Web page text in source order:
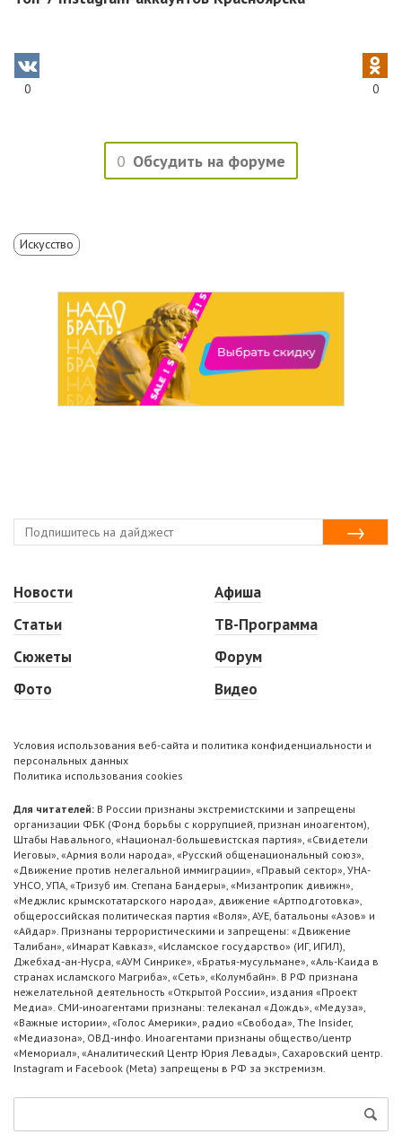
0 0
0 Обсудить на форуме
Искусство
Новости
Статьи
Сюжеты
Фото
Афиша
ТВ-Программа
Форум
Видео
Условия использования веб-сайта и политика конфиденциальности и
персональных данных
Политика использования cookies
Для читателей: В России признаны экстремистскими и запрещены
организации ФБК (Фонд борьбы с коррупцией, признан иноагентом),
Штабы Навального, «Национал-большевистская партия», «Свидетели
Иеговы», «Армия воли народа», «Русский общенациональный союз»,
«Движение против нелегальной иммиграции», «Правый сектор», УНА-
УНСО, УПА, «Тризуб им. Степана Бандеры», «Мизантропик дивижн»,
«Меджлис крымскотатарского народа», движение «Артподготовка»,
общероссийская политическая партия «Воля», АУЕ, батальоны «Азов» и
«Айдар». Признаны террористическими и запрещены: «Движение
Талибан», «Имарат Кавказ», «Исламское государство» (ИГ, ИГИЛ),
Джебхад-ан-Нусра, «АУМ Синрике», «Братья-мусульмане», «Аль-Каида в
странах исламского Магриба», «Сеть», «Колумбайн». В РФ признана
нежелательной деятельность «Открытой России», издания «Проект
Медиа». СМИ-иноагентами признаны: телеканал «Дождь», «Медуза»,
«Важные истории», «Голос Америки», радио «Свобода», The Insider,
«Медиазона», ОВД-инфо. Иноагентами признаны общество/центр
«Мемориал», «Аналитический Центр Юрия Левады», Сахаровский центр.
Instagram и Facebook (Metа) запрещены в РФ за экстремизм.